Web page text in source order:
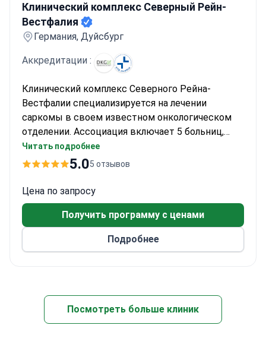
Клинический комплекс Северный Рейн-
Вестфалия
Германия, Дуйсбург
Аккредитации :
Клинический комплекс Северного Рейна-
Вестфалии специализируется на лечении
саркомы в своем известном онкологическом
отделении. Ассоциация включает 5 больниц,
ежегодно обслуживающих более 100 000
амбулаторных пациентов, и обладает глубоким
для сложных случаев. Здесь работает
крупнейший в Германии кардиологический
центр наряду со специализированными
онкологическими службами.
Читать подробнее
5.05 отзывов
Цена по запросу
Получить программу с ценами
Подробнее
Посмотреть больше клиник